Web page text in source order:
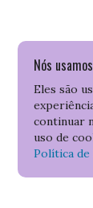
Nós
Eles são
continuar
uso de
Política de